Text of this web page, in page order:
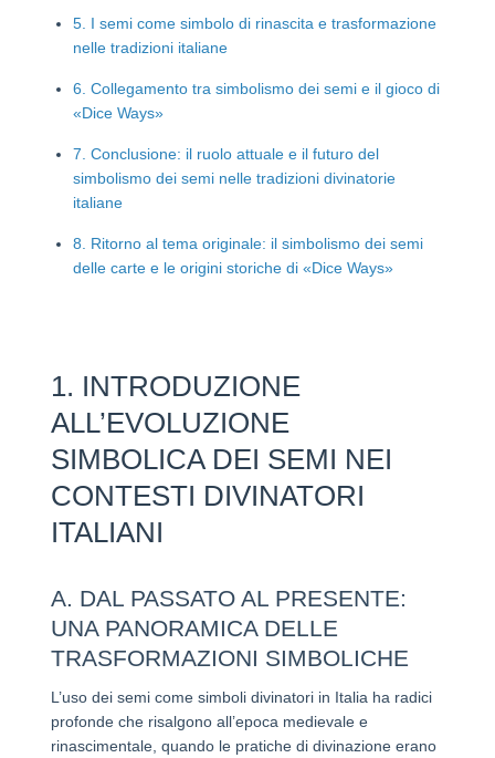
5. I semi come simbolo di rinascita e trasformazione
nelle tradizioni italiane
6. Collegamento tra simbolismo dei semi e il gioco di
«Dice Ways»
7. Conclusione: il ruolo attuale e il futuro del
simbolismo dei semi nelle tradizioni divinatorie
italiane
8. Ritorno al tema originale: il simbolismo dei semi
delle carte e le origini storiche di «Dice Ways»
1. INTRODUZIONE
ALL’EVOLUZIONE
SIMBOLICA DEI SEMI NEI
CONTESTI DIVINATORI
ITALIANI
A. DAL PASSATO AL PRESENTE:
UNA PANORAMICA DELLE
TRASFORMAZIONI SIMBOLICHE
L’uso dei semi come simboli divinatori in Italia ha radici
profonde che risalgono all’epoca medievale e
rinascimentale, quando le pratiche di divinazione erano